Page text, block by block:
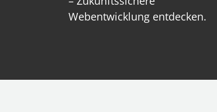
Webentwicklung entdecken.